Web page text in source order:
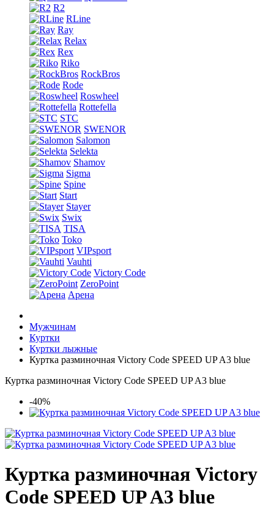
R2
RLine
Ray
Relax
Rex
Riko
RockBros
Rode
Roswheel
Rottefella
STC
SWENOR
Salomon
Selekta
Shamov
Sigma
Spine
Start
Stayer
Swix
TISA
Toko
VIPsport
Vauhti
Victory Code
ZeroPoint
Арена
Мужчинам
Куртки
Куртки лыжные
Куртка разминочная Victory Code SPEED UP A3 blue
Куртка разминочная Victory Code SPEED UP A3 blue
-40%
Куртка разминочная Victory
Code SPEED UP A3 blue